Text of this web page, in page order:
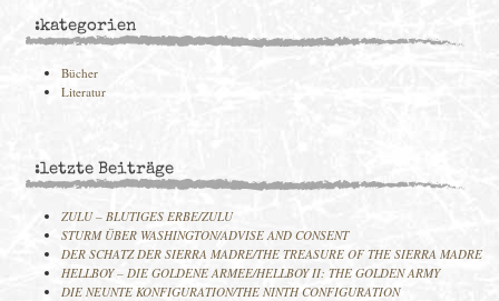
:kategorien
Bücher
Literatur
:letzte Beiträge
ZULU – BLUTIGES ERBE/ZULU
STURM ÜBER WASHINGTON/ADVISE AND CONSENT
DER SCHATZ DER SIERRA MADRE/THE TREASURE OF THE SIERRA MADRE
HELLBOY – DIE GOLDENE ARMEE/HELLBOY II: THE GOLDEN ARMY
DIE NEUNTE KONFIGURATION/THE NINTH CONFIGURATION